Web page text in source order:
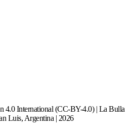
4.0 International (CC-BY-4.0) | La Bulla
Luis, Argentina | 2026